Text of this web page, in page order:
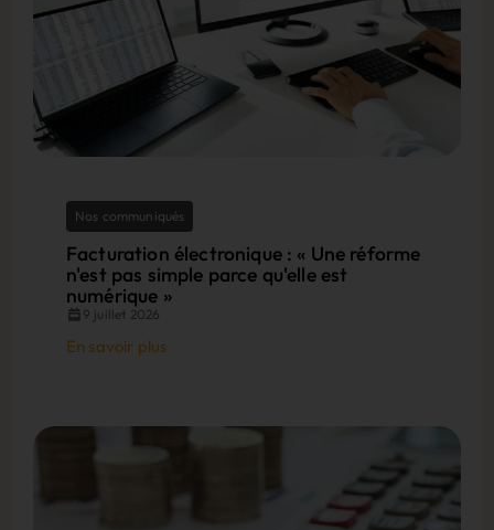
Nos communiqués
Facturation électronique : « Une réforme
n'est pas simple parce qu'elle est
numérique »
9 juillet 2026
En savoir plus